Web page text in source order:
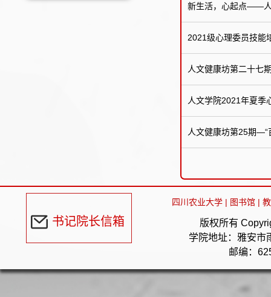
新生活，心起点——人
2021级心理委员技能
人文健康坊第二十七
人文学院2021年夏季
人文健康坊第25期—“
书记院长信箱
四川农业大学 | 图书馆 |
版权所有
学院地址：雅安
邮编：